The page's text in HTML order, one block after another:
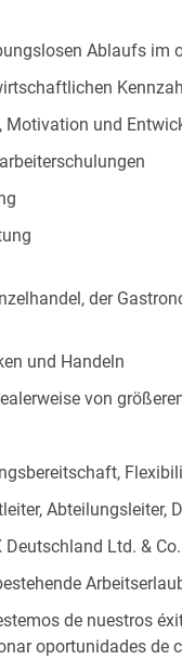
Ablaufs im
Motivation und
der
und Handeln
von
Abteilungsleiter,
Ltd. &
de nuestros
oportunidades de